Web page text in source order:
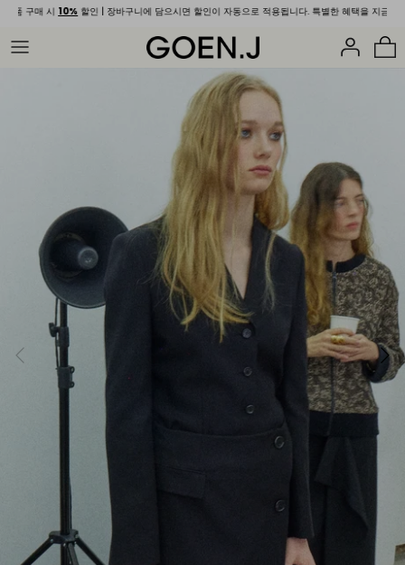
Skip
content
구매 시10% 할인 | 장바구니에 담으시면 할인이 자동으로 적용됩니다. 특별한 혜택을 지금 바로